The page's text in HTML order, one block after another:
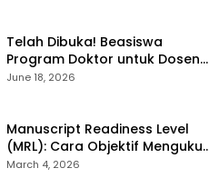
Telah Dibuka! Beasiswa
Program Doktor untuk Dosen
Indonesia (BPDDI) 2026
June 18, 2026
Manuscript Readiness Level
(MRL): Cara Objektif Mengukur
Kesiapan Artikel Ilmiah Anda
March 4, 2026